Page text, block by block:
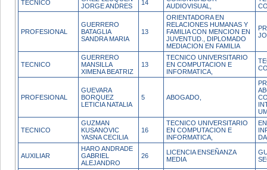
TECNICO
JORGE ANDRES
14
AUDIOVISUAL,
PROFESIONAL
GUERRERO
BATAGLIA
SANDRA MARIA
13
ORIENTADORA EN
RELACIONES HUMANAS Y
FAMILIA CON MENCION EN
JUVENTUD., DIPLOMADO
MEDIACION EN FAMILIA
TECNICO
GUERRERO
MANSILLA
XIMENA BEATRIZ
13
TECNICO UNIVERSITARIO
EN COMPUTACION E
INFORMATICA,
PROFESIONAL
GUEVARA
BORQUEZ
LETICIA NATALIA
5 ABOGADO,
TECNICO
GUZMAN
KUSANOVIC
YASNA CECILIA
16
TECNICO UNIVERSITARIO
EN COMPUTACION E
INFORMATICA,
AUXILIAR
HARO ANDRADE
GABRIEL
ALEJANDRO
26
LICENCIA ENSEÑANZA
MEDIA